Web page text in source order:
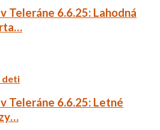
Teleráne 6.6.25: Lahodná
deti
Teleráne 6.6.25: Letné